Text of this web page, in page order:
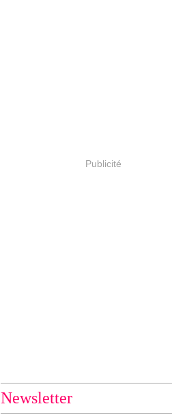
Publicité
Newsletter